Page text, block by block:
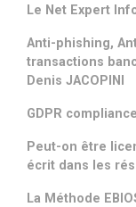
Le Net Expert
Anti-phishing,
transactions
Denis JACOPINI
GDPR
Peut-on être
écrit dans les
La Méthode